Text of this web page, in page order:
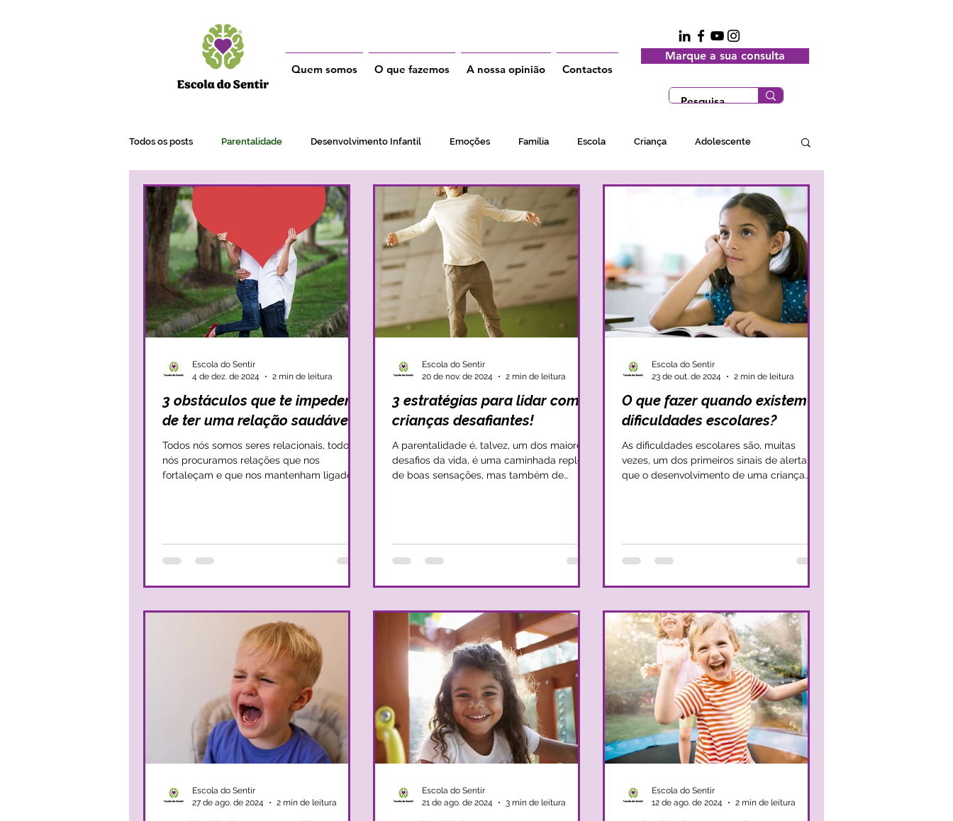
Quem somos O que fazemos A nossa opinião Contactos
Marque a sua consulta
Todos os posts Parentalidade Desenvolvimento Infantil Emoções Família Escola Criança Adolescente
Adultos
3 obstáculos que te impedem
de ter uma relação saudável!
Todos nós somos seres relacionais, todos
nós procuramos relações que nos
fortaleçam e que nos mantenham ligados
Escola do Sentir
4 de dez. de 2024
2 min de leitura
3 estratégias para lidar com
crianças desafiantes!
A parentalidade é, talvez, um dos maiores
desafios da vida, é uma caminhada repleta
de boas sensações, mas também de
Escola do Sentir
20 de nov. de 2024
2 min de leitura
O que fazer quando existem
dificuldades escolares?
As dificuldades escolares são, muitas
vezes, um dos primeiros sinais de alerta de
que o desenvolvimento de uma criança
Escola do Sentir
23 de out. de 2024
2 min de leitura
Escola do Sentir
27 de ago. de 2024
2 min de leitura
Escola do Sentir
21 de ago. de 2024
3 min de leitura
Escola do Sentir
12 de ago. de 2024
2 min de leitura